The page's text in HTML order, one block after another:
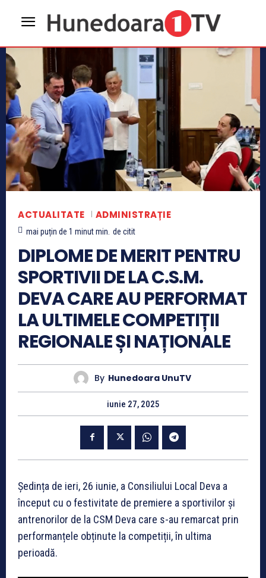
ACTUALITATE ADMINISTRAȚIE
mai puțin de 1 minutmin. de citit
DIPLOME DE MERIT PENTRU
SPORTIVII DE LA C.S.M.
DEVA CARE AU PERFORMAT
LA ULTIMELE COMPETIȚII
REGIONALE ȘI NAȚIONALE
By Hunedoara UnuTV
iunie 27, 2025
Ședința de ieri, 26 iunie, a Consiliului Local Deva a
început cu o festivitate de premiere a sportivilor și
antrenorilor de la CSM Deva care s-au remarcat prin
performanțele obținute la competiții, în ultima
perioadă.